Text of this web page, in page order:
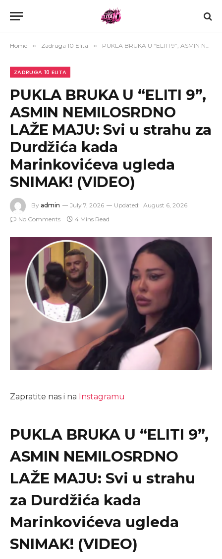
Home » Zadruga 10 Elita » PUKLA BRUKA U “ELITI 9”, ASMIN NEMILOSRDNO LAŽE MAJU: Svi u strahu za Durdžića kada Marinkovićeva ugleda SNIMAK! (VIDEO)
ZADRUGA 10 ELITA
PUKLA BRUKA U “ELITI 9”,
ASMIN NEMILOSRDNO
LAŽE MAJU: Svi u strahu za
Durdžića kada
Marinkovićeva ugleda
SNIMAK! (VIDEO)
By admin July 7, 2026 Updated: August 6, 2026
No Comments
4 Mins Read
Zapratite nas i na Instagramu
PUKLA BRUKA U “ELITI 9”,
ASMIN NEMILOSRDNO
LAŽE MAJU: Svi u strahu
za Durdžića kada
Marinkovićeva ugleda
SNIMAK! (VIDEO)